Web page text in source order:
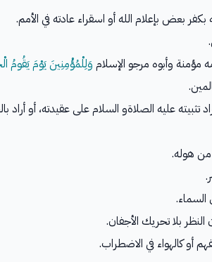
بعض بإعلام الله أو اسقراء عادته في الأمم.
مؤمنة وأبوه مرجو الإسلام وَلِلْمُؤْمِنِينَ يَوْمَ يَقُومُ
تثبيته عليه الصلاةو السلام على عقيدته، أو أراد
من هوله.
السماء.
بلا تحريك الأجفان.
أو كالهواء في الاضطراب.